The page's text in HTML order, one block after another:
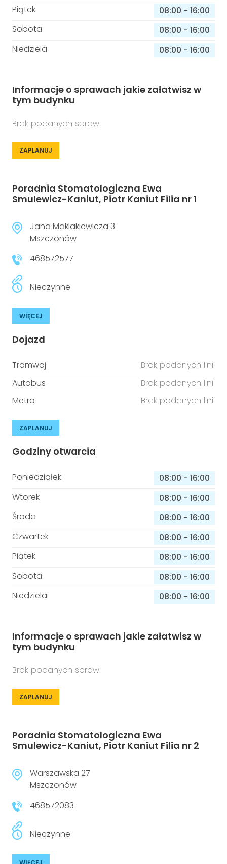
Piątek 08:00 - 16:00
Sobota
08:00 - 16:00
Niedziela
08:00 - 16:00
Informacje o sprawach jakie załatwisz w
tym budynku
Brak podanych spraw
ZAPLANUJ
Poradnia Stomatologiczna Ewa
Smulewicz-Kaniut, Piotr Kaniut Filia nr 1
Jana Maklakiewicza 3
Mszczonów
468572577
Nieczynne
WIĘCEJ
Dojazd
Tramwaj
Brak podanych linii
Autobus
Brak podanych linii
Metro
Brak podanych linii
ZAPLANUJ
Godziny otwarcia
Poniedziałek 08:00 - 16:00
Wtorek
08:00 - 16:00
Środa
08:00 - 16:00
Czwartek
08:00 - 16:00
Piątek
08:00 - 16:00
Sobota
08:00 - 16:00
Niedziela
08:00 - 16:00
Informacje o sprawach jakie załatwisz w
tym budynku
Brak podanych spraw
ZAPLANUJ
Poradnia Stomatologiczna Ewa
Smulewicz-Kaniut, Piotr Kaniut Filia nr 2
Warszawska 27
Mszczonów
468572083
Nieczynne